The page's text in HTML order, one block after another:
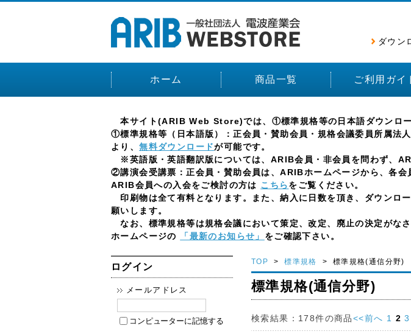
ダウン
ホーム 商品一覧 ご利用ガイ
本サイト(ARIB Web Store)では、①標準規格等の日本語ダウンロ
①標準規格等（日本語版）：正会員・賛助会員・規格会議委員所属法
より、無料ダウンロードが可能です。
※英語版・英語翻訳版については、ARIB会員・非会員を問わず、
②講演会受講票：正会員・賛助会員は、ARIBホームページから、各
ARIB会員への入会をご検討の方は こちらをご覧ください。
印刷物は全て有料となります。また、納入に日数を頂き、ダウンロ
願いします。
なお、標準規格等は規格会議において策定、改定、廃止の決定がな
ホームページの
「最新のお知らせ」 をご確認下さい。
ログイン
メールアドレス
コンピューターに記憶する
TOP >標準規格 > 標準規格(通信分野)
標準規格(通信分野)
検索結果： 178件の商品<<前へ 1 2 3